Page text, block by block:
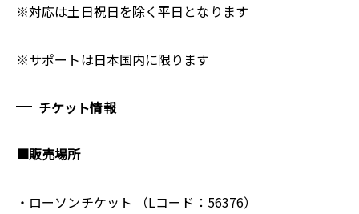
※対応は土日祝日を除く平日となります
※サポートは日本国内に限ります
チケット情報
■販売場所
・ローソンチケット （Lコード：56376）